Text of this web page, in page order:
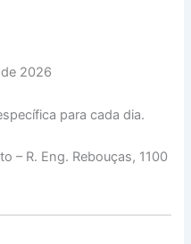
2026
para cada dia.
– R. Eng. Rebouças, 1100